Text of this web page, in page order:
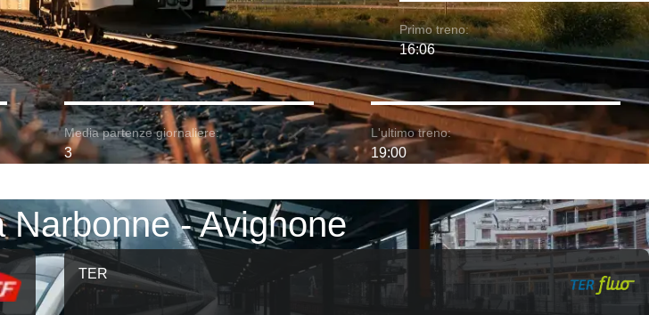
Primo treno:
16:06
Media partenze giornaliere:
3
L'ultimo treno:
19:00
Narbonne - Avignone
TER